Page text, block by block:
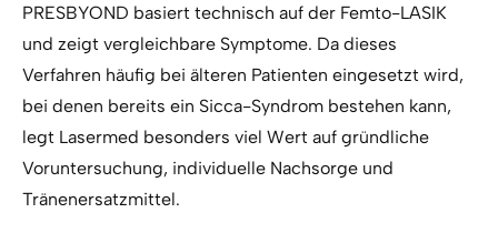
PRESBYOND basiert technisch auf der Femto-LASIK
und zeigt vergleichbare Symptome. Da dieses
Verfahren häufig bei älteren Patienten eingesetzt wird,
bei denen bereits ein Sicca-Syndrom bestehen kann,
legt Lasermed besonders viel Wert auf gründliche
Voruntersuchung, individuelle Nachsorge und
Tränenersatzmittel.